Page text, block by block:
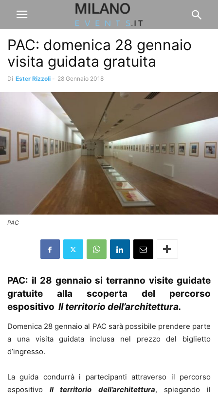
PAC: domenica 28 gennaio
visita guidata gratuita
Di Ester Rizzoli - 28 Gennaio 2018
PAC
PAC: il 28 gennaio si terranno visite guidate
gratuite alla scoperta del percorso
espositivo Il territorio dell’architettura.
Domenica 28 gennaio al PAC sarà possibile prendere parte
a una visita guidata inclusa nel prezzo del biglietto
d’ingresso.
La guida condurrà i partecipanti attraverso il percorso
espositivoIl territorio dell’architettura, spiegando il